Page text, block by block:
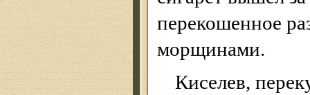
перекошенное
морщинами.
Киселев,